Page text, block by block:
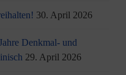
30. April 2026
Denkmal- und
29. April 2026